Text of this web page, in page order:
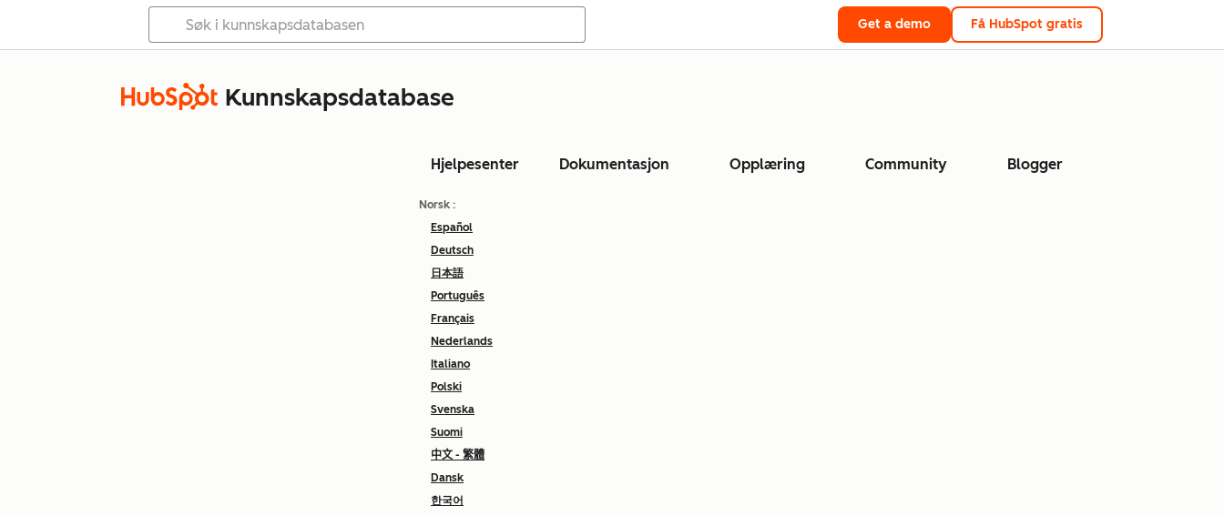
Get a demo Få HubSpot gratis
Kunnskapsdatabase
Hjelpesenter Dokumentasjon Opplæring Community Blogger
Norsk :
Español
Deutsch
日本語
Português
Français
Nederlands
Italiano
Polski
Svenska
Suomi
中文 - 繁體
Dansk
한국어